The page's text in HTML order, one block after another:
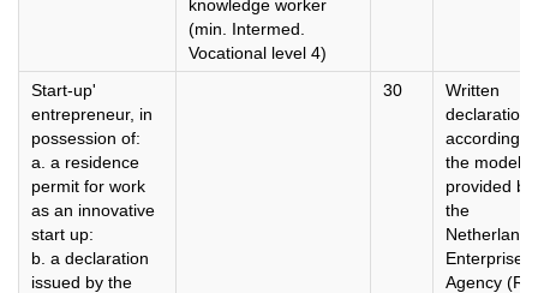
knowledge worker
(min. Intermed.
Vocational level 4)
Start-up'
entrepreneur, in
possession of:
a. a residence
permit for work
as an innovative
start up:
b. a declaration
issued by the
30
Written
declaration
according to
the model
provided by
the
Netherlands
Enterprise
Agency